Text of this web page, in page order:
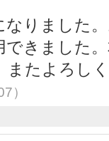
りました
きました
またよろし
）